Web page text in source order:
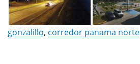
gonzalillo, corredor panama norte